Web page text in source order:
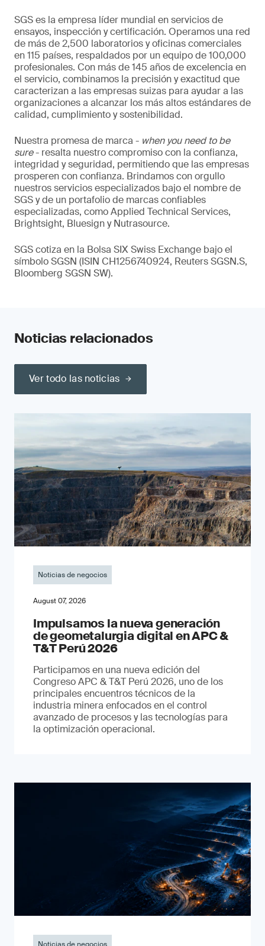
SGS es la empresa líder mundial en servicios de
ensayos, inspección y certificación. Operamos una red
de más de 2,500 laboratorios y oficinas comerciales
en 115 países, respaldados por un equipo de 100,000
profesionales. Con más de 145 años de excelencia en
el servicio, combinamos la precisión y exactitud que
caracterizan a las empresas suizas para ayudar a las
organizaciones a alcanzar los más altos estándares de
calidad, cumplimiento y sostenibilidad.
Nuestra promesa de marca - when you need to be
sure- resalta nuestro compromiso con la confianza,
integridad y seguridad, permitiendo que las empresas
prosperen con confianza. Brindamos con orgullo
nuestros servicios especializados bajo el nombre de
SGS y de un portafolio de marcas confiables
especializadas, como Applied Technical Services,
Brightsight, Bluesign y Nutrasource.
SGS cotiza en la Bolsa SIX Swiss Exchange bajo el
símbolo SGSN (ISIN CH1256740924, Reuters SGSN.S,
Bloomberg SGSN SW).
Noticias relacionados
Ver todo las noticias
Noticias de negocios
August 07, 2026
Impulsamos la nueva generación
de geometalurgia digital en APC &
T&T Perú 2026
Participamos en una nueva edición del
Congreso APC & T&T Perú 2026, uno de los
principales encuentros técnicos de la
industria minera enfocados en el control
avanzado de procesos y las tecnologías para
la optimización operacional.